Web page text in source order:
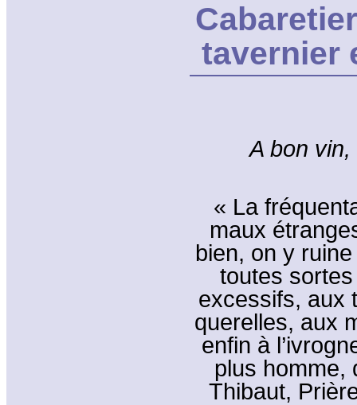
tavernier
A bon
« La
maux
bien, on y
toutes
excessifs, aux
querelles, aux
enfin à
plus homme,
Thibaut,